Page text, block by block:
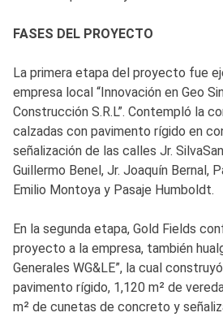
FASES DEL PROYECTO
La primera etapa del proyecto fue
empresa local “Innovación en Geo
Construcción S.R.L”. Contempló la
calzadas con pavimento rígido en
señalización de las calles Jr.
Guillermo Benel, Jr. Joaquín Bernal,
Emilio Montoya y Pasaje Humboldt.
En la segunda etapa, Gold Fields
proyecto a la empresa, también
Generales WG&LE”, la cual
pavimento rígido, 1,120 m² de
m² de cunetas de concreto y